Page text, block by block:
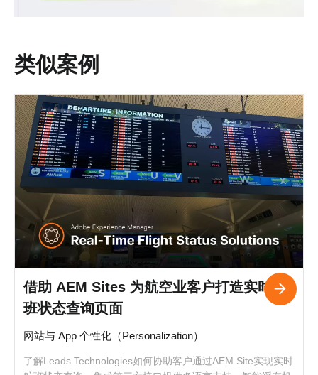
类似案例
借助 AEM Sites 为航空业客户打造实时航
班状态查询页面
网站与 App 个性化（Personalization）
了解Leads Technologies如何协助客户通过AEM Site实现实时